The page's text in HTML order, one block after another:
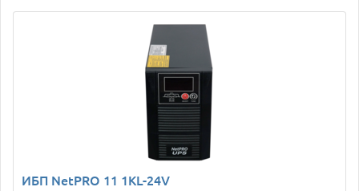
ИБП NetPRO 11 1KL-24V